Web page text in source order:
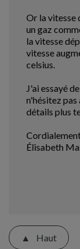
Or la vitesse
un gaz
la vitesse
vitesse
celsius.
J'ai essayé
n'hésitez pas
détails plus
Élisabeth
Haut